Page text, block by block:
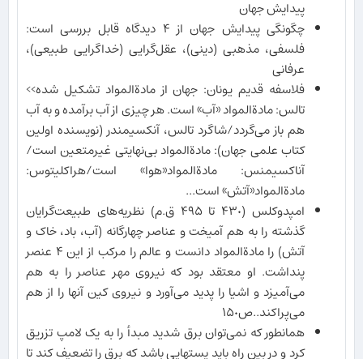
پیدایش جهان
چگونگی پیدایش جهان از ۴ دیدگاه قابل بررسی است:
فلسفی، مذهبی (دینی)، عقل‌گرایی (خداگرایی طبیعی)،
عرفانی
فلاسفه قدیم یونان: جهان از مادة‌المواد تشکیل شده>>
تالس: مادة‌المواد «آب» است. هر چیزی از آب برآمده و به آب
هم باز می‌گردد/شاگرد تالس، آنکسیمندر (نویسنده اولین
کتاب علمی جهان): مادة‌المواد بی‌نهایتی غیرمتعین است/
آناکسیمنس: مادة‌المواد«هوا» است/هراکلیتوس:
مادة‌المواد«آتش» است...
امپدوکلس (۴٣٠ تا ۴٩۵ ق.م) نظریه‌های طبیعت‌گرایان
گذشته را به هم آمیخت و عناصر چهارگانه (آب، باد، خاک و
آتش) را مادة‌المواد دانست و عالم را مرکب از این ۴ عنصر
پنداشت. او معتقد بود که نیروی مهر عناصر را به هم
می‌آمیزد و اشیا را پدید می‌آورد و نیروی کین آنها را از هم
می‌پراکند..ص١۵٠
همانطور که نمی‌توان برق شدید مبدأ را به یک لامپ تزریق
کرد و در بین راه باید پستهایی باشد که برق را تضعیف کند تا